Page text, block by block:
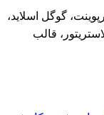
گوگل اسلاید،
قالب